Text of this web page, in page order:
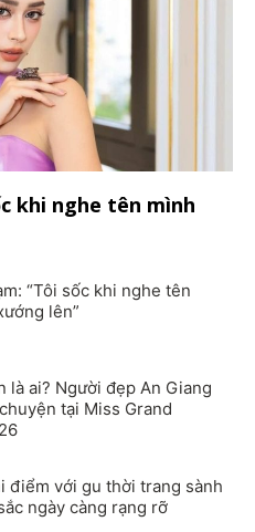
khi nghe tên mình
“Tôi sốc khi nghe tên
lên”
là ai? Người đẹp An Giang
tại Miss Grand
điểm với gu thời trang sành
ngày càng rạng rỡ